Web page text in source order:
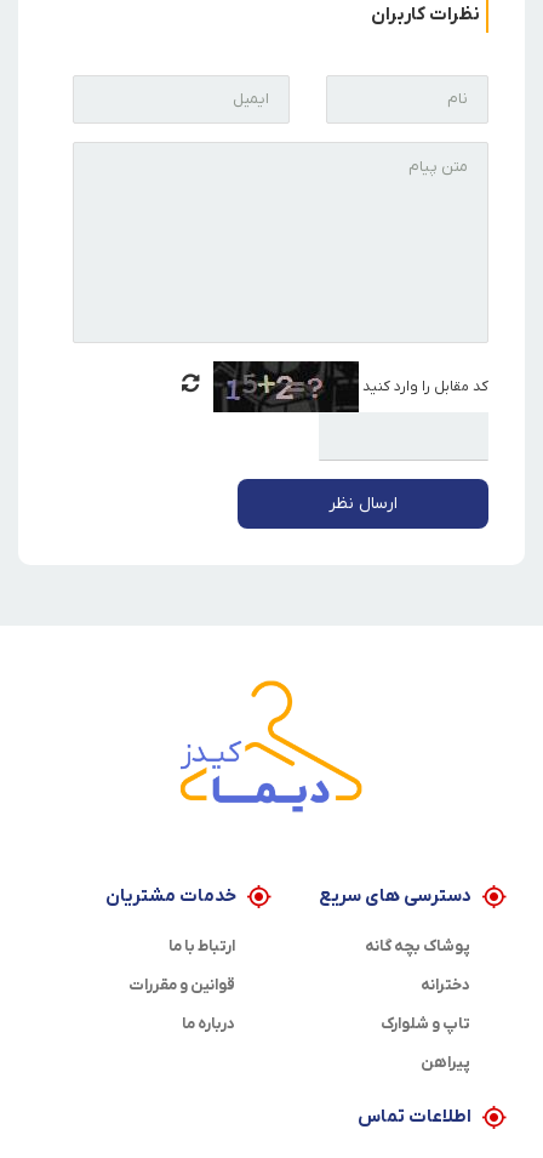
نظرات کاربران
کد مقابل را وارد کنید
ارسال نظر
دسترسی های سریع
پوشاک بچه گانه
دخترانه
تاپ و شلوارک
پیراهن
خدمات مشتریان
ارتباط با ما
قوانین و مقررات
درباره ما
اطلاعات تماس